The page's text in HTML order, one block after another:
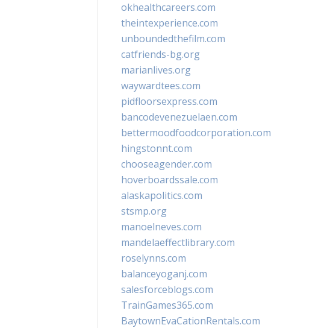
okhealthcareers.com
theintexperience.com
unboundedthefilm.com
catfriends-bg.org
marianlives.org
waywardtees.com
pidfloorsexpress.com
bancodevenezuelaen.com
bettermoodfoodcorporation.com
hingstonnt.com
chooseagender.com
hoverboardssale.com
alaskapolitics.com
stsmp.org
manoelneves.com
mandelaeffectlibrary.com
roselynns.com
balanceyoganj.com
salesforceblogs.com
TrainGames365.com
BaytownEvaCationRentals.com